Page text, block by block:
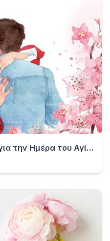
Φρέσκια ροζ επιστολή για την Ημέρα του Αγίου Βαλεντίνου